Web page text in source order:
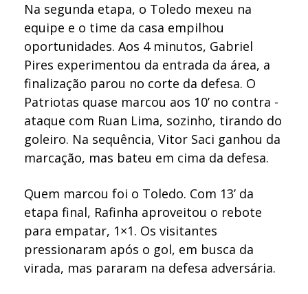
Na segunda etapa, o Toledo mexeu na
equipe e o time da casa empilhou
oportunidades. Aos 4 minutos, Gabriel
Pires experimentou da entrada da área, a
finalização parou no corte da defesa. O
Patriotas quase marcou aos 10’ no contra -
ataque com Ruan Lima, sozinho, tirando do
goleiro. Na sequência, Vitor Saci ganhou da
marcação, mas bateu em cima da defesa.
Quem marcou foi o Toledo. Com 13’ da
etapa final, Rafinha aproveitou o rebote
para empatar, 1×1. Os visitantes
pressionaram após o gol, em busca da
virada, mas pararam na defesa adversária.